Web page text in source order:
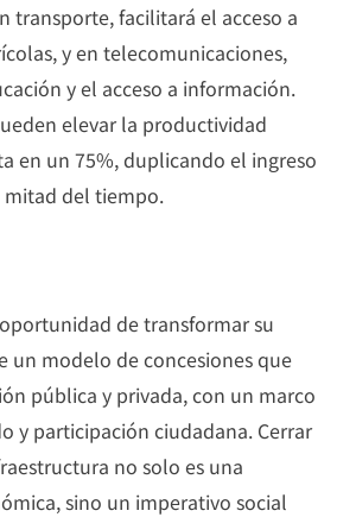
transporte, facilitará el acceso a
y en telecomunicaciones,
y el acceso a información.
elevar la productividad
en un 75%, duplicando el ingreso
mitad del tiempo.
de transformar su
un modelo de concesiones que
pública y privada, con un marco
y participación ciudadana. Cerrar
no solo es una
sino un imperativo social